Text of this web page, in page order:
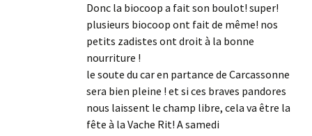
Donc la biocoop a fait son boulot! super!
plusieurs biocoop ont fait de même! nos
petits zadistes ont droit à la bonne
nourriture !
le soute du car en partance de Carcassonne
sera bien pleine ! et si ces braves pandores
nous laissent le champ libre, cela va être la
fête à la Vache Rit! A samedi